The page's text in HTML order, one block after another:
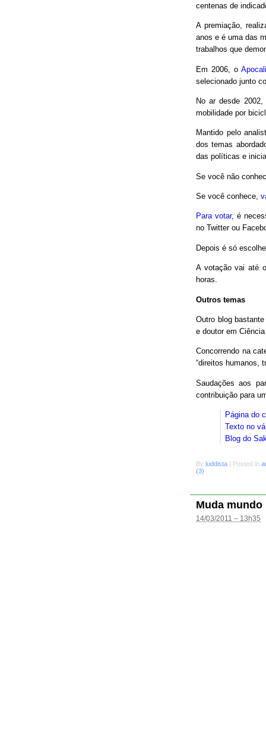
centenas de
A premiação,
anos e é uma das
trabalhos que
Em 2006, o
selecionado junto
No ar desde
mobilidade por
Mantido pelo
dos temas
das políticas e
Se você não
Se você conhece,
Para votar, é
no Twitter ou
Depois é só
A votação vai até
horas.
Outros temas
Outro blog
e doutor em
Concorrendo na
“direitos humanos,
Saudações aos
contribuição para
Página do
Texto no
Blog do
By luddista Posted in
(3)
Muda mundo
14/03/2011 – 13h35